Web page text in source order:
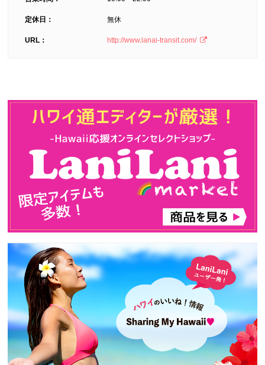
定休日： 無休
URL： http://www.lanai-transit.com/